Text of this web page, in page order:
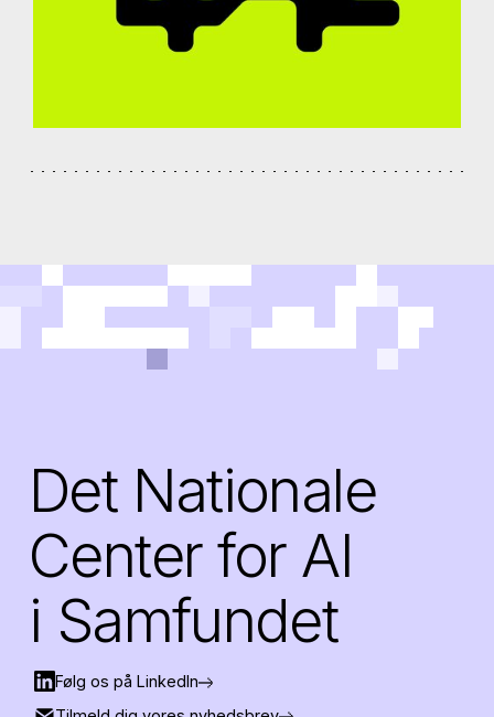
Det Nationale
Center for AI
i Samfundet
Følg os på LinkedIn